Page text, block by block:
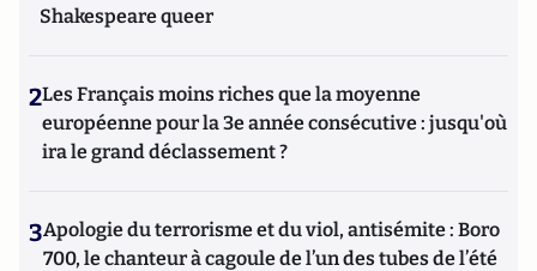
Shakespeare queer
2Les Français moins riches que la moyenne
européenne pour la 3e année consécutive : jusqu'où
ira le grand déclassement ?
3Apologie du terrorisme et du viol, antisémite : Boro
700, le chanteur à cagoule de l’un des tubes de l’été